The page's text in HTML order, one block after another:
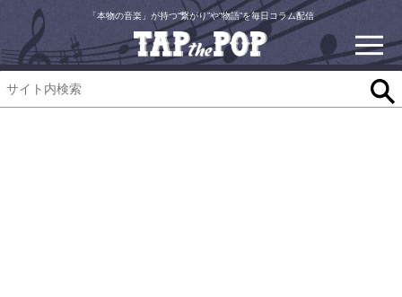
「本物の音楽」が持つ“繋がり”や“物語”を毎日コラム配信